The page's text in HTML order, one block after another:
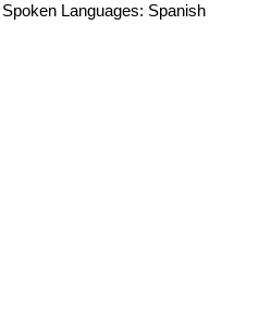
Spoken Languages: Spanish